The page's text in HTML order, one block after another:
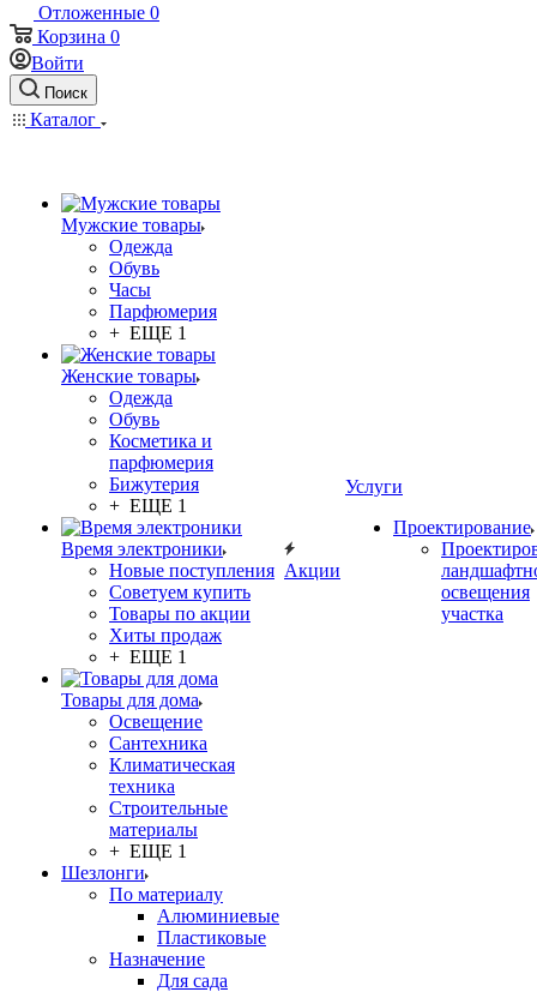
Отложенные 0
Корзина 0
Войти
Поиск
Каталог
Мужские товары
Одежда
Обувь
Часы
Парфюмерия
+ ЕЩЕ 1
Женские товары
Одежда
Обувь
Косметика и
парфюмерия
Бижутерия
+ ЕЩЕ 1
Время электроники
Новые поступления
Советуем купить
Товары по акции
Хиты продаж
+ ЕЩЕ 1
Товары для дома
Освещение
Сантехника
Климатическая
техника
Строительные
материалы
+ ЕЩЕ 1
Шезлонги
По материалу
Алюминиевые
Пластиковые
Назначение
Для сада
Акции
Услуги
Проектирование
освещения
участка